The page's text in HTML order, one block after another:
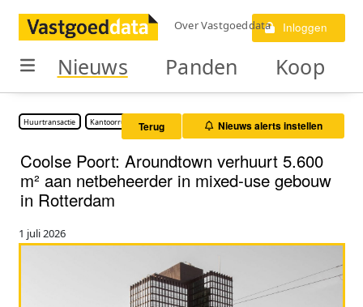
Over Vastgoeddata Inloggen
Nieuws Panden Koop
Huurtransactie KantoorruimteTerug Nieuws alerts instellen
Coolse Poort: Aroundtown verhuurt 5.600
m² aan netbeheerder in mixed-use gebouw
in Rotterdam
1 juli 2026